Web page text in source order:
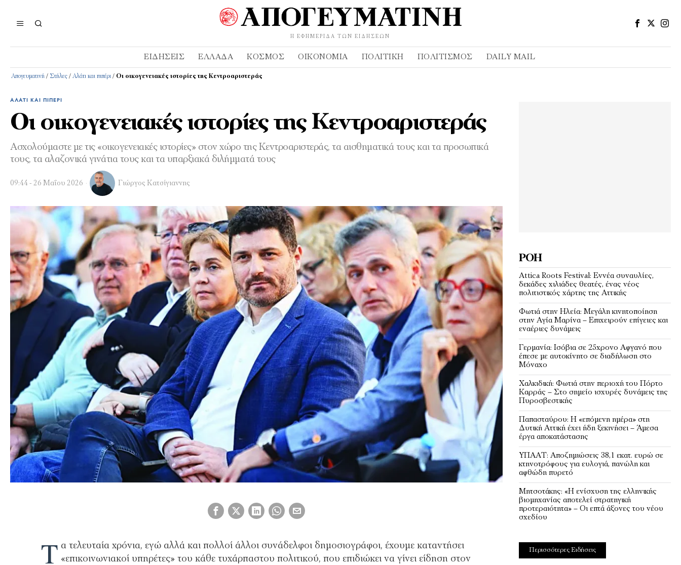
Η ΕΦΗΜΕΡΊΔΑ ΤΩΝ ΕΙΔΉΣΕΩΝ
ΕΙΔΉΣΕΙΣ ΕΛΛΆΔΑ ΚΌΣΜΟΣ ΟΙΚΟΝΟΜΊΑ ΠΟΛΙΤΙΚΉ ΠΟΛΙΤΙΣΜΌΣ DAILY MAIL
Απογευματινή / Στήλες / Αλάτι και πιπέρι / Οι οικογενειακές ιστορίες της Κεντροαριστεράς
ΑΛΆΤΙ ΚΑΙ ΠΙΠΈΡΙ
Οι οικογενειακές ιστορίες της Κεντροαριστεράς
Ασχολούμαστε με τις «οικογενειακές ιστορίες» στον χώρο της Κεντροαριστεράς, τα αισθηματικά τους και τα προσωπικά
τους, τα αλαζονικά γινάτια τους και τα υπαρξιακά διλήμματά τους
09:44 - 26 Μαΐου 2026 Γιώργος Κατσίγιαννης
Τ α τελευταία χρόνια, εγώ αλλά και πολλοί άλλοι συνάδελφοι δημοσιογράφοι, έχουμε καταντήσει
«επικοινωνιακοί υπηρέτες» του κάθε τυχάρπαστου πολιτικού, που επιδιώκει να γίνει είδηση στον
ΡΟΉ
Attica Roots Festival: Εννέα συναυλίες,
δεκάδες χιλιάδες θεατές, ένας νέος
πολιτιστικός χάρτης της Αττικής
Φωτιά στην Ηλεία: Μεγάλη κινητοποίηση
στην Αγία Μαρίνα – Επιχειρούν επίγειες και
εναέριες δυνάμεις
Γερμανία: Ισόβια σε 25χρονο Αφγανό που
έπεσε με αυτοκίνητο σε διαδήλωση στο
Μόναχο
Χαλκιδική: Φωτιά στην περιοχή του Πόρτο
Καρράς – Στο σημείο ισχυρές δυνάμεις της
Πυροσβεστικής
Παπασταύρου: Η «επόμενη ημέρα» στη
Δυτική Αττική έχει ήδη ξεκινήσει – Άμεσα
έργα αποκατάστασης
ΥΠΑΑΤ: Αποζημιώσεις 38,1 εκατ. ευρώ σε
κτηνοτρόφους για ευλογιά, πανώλη και
αφθώδη πυρετό
Μητσοτάκης: «Η ενίσχυση της ελληνικής
βιομηχανίας αποτελεί στρατηγική
προτεραιότητα» – Οι επτά άξονες του νέου
σχεδίου
Περισσότερες Ειδήσεις